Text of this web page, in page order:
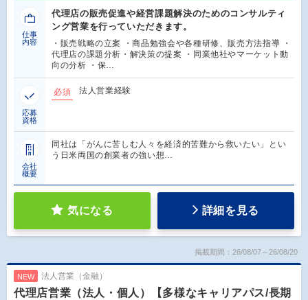
仕事
内容
代理店の販売促進や経営課題解決のためのコンサルティ
ング営業を行っていただきます。
・販売戦略の立案 ・商品勉強会や各種研修、販売方法指導 ・
代理店の課題分析・解決策の提案 ・同業他社やマーケット動
向の分析 ・保…
応募
資格
必須 法人営業経験
会社
概要
同社は「がんに苦しむ人々を経済的苦難から救いたい」とい
う日米両国の創業者の強い想…
気になる 詳細を見る
掲載期間：26/08/07～26/08/20
NEW 法人営業（金融）
代理店営業（法人・個人）【多様なキャリアパス/長期